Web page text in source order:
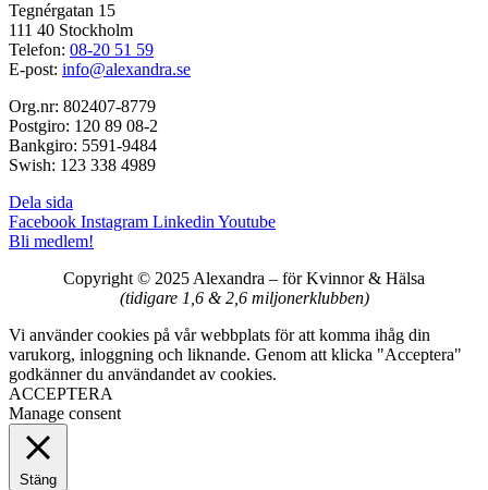
Tegnérgatan 15
111 40 Stockholm
Telefon: 08-20 51 59
E-post: info@alexandra.se
Org.nr: 802407-8779
Postgiro: 120 89 08-2
Bankgiro: 5591-9484
Swish: 123 338 4989
Dela sida
Facebook Instagram Linkedin Youtube
Bli medlem!
Copyright © 2025 Alexandra – för Kvinnor & Hälsa
(tidigare 1,6 & 2,6 miljonerklubben)
Vi använder cookies på vår webbplats för att komma ihåg din
varukorg, inloggning och liknande. Genom att klicka "Acceptera"
godkänner du användandet av cookies.
ACCEPTERA
Manage consent
Stäng